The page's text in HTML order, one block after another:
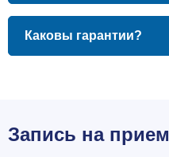
Каковы гарантии?
Запись на прием